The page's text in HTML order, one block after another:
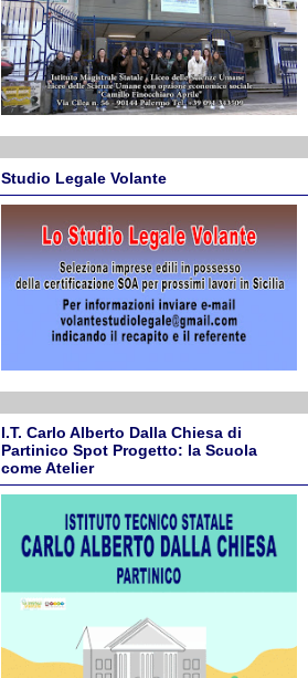
Studio Legale Volante
I.T. Carlo Alberto Dalla Chiesa di
Partinico Spot Progetto: la Scuola
come Atelier